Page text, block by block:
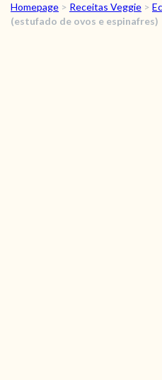
Homepage > Receitas Veggie >
(estufado de ovos e espinafres)